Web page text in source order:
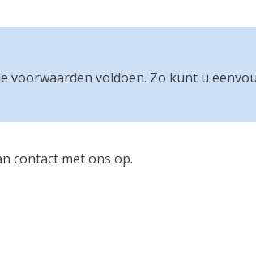
voorwaarden voldoen. Zo kunt u
contact met ons op.